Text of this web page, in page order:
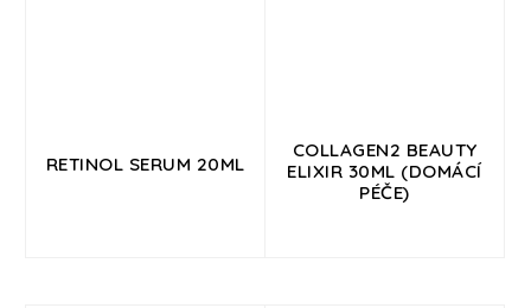
RETINOL SERUM 20ML
COLLAGEN2 BEAUTY
ELIXIR 30ML (DOMÁCÍ
PÉČE)